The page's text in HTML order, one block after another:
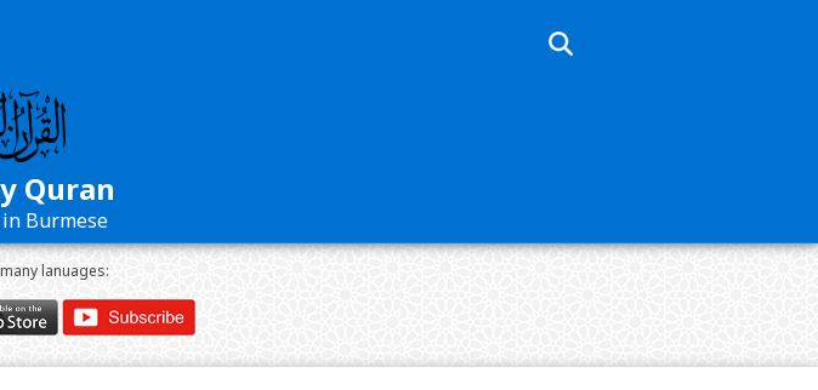
Quran
Burmese
lanuages: